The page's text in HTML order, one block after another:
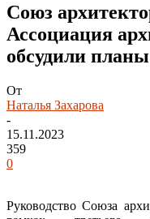
Союз
Ассоциация
обсудили
От
Наталья Захарова
-
15.11.2023
359
0
Руководство Союза